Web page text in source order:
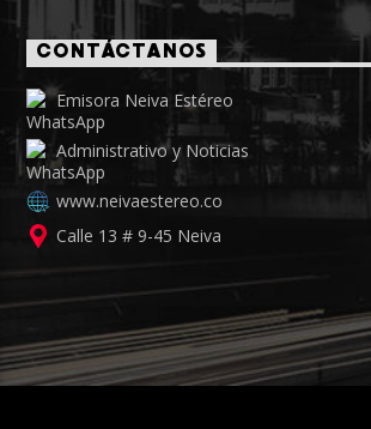
CONTÁCTANOS
Emisora Neiva Estéreo
Administrativo y Noticias
www.neivaestereo.co
Calle 13 # 9-45 Neiva